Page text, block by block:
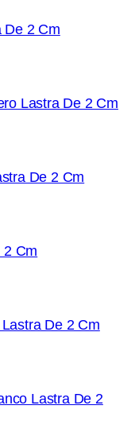
De 2 Cm
Lastra De 2 Cm
De 2 Cm
2 Cm
De 2 Cm
Lastra De 2